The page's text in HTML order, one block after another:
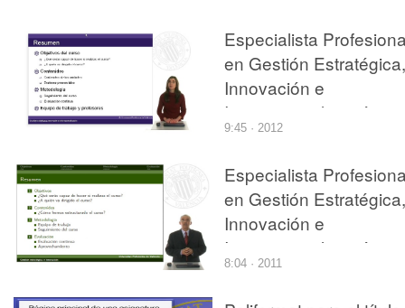
Especialista
en Gestión Estratégica,
Innovación e
Internacionalización.
Gestión Comercial
9:45 · 2012
Especialista
en Gestión Estratégica,
Innovación e
Internacionalización
8:04 · 2011